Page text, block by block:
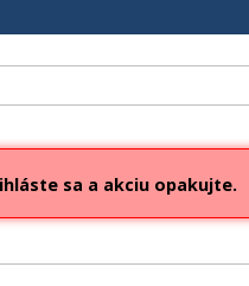
sa a akciu opakujte.